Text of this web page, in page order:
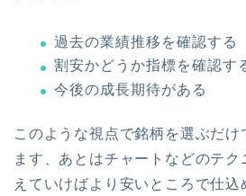
過去の業績推移を確認する
割安かどうか指標を確認す
今後の成長期待がある
このような視点で銘柄を選ぶだけ
ます、あとはチャートなどのテク
えていけばより安いところで仕込